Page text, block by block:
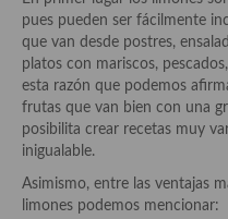
Airfryer recetas
Aderezos, salsas,
aditivos
Especias, mezclas de especias
Hierbas aromáticas
pues pueden ser fácilmente
que van desde postres,
platos con mariscos,
esta razón que podemos
frutas que van bien con una
posibilita crear recetas muy
inigualable.
Asimismo, entre las ventajas
limones podemos mencionar: